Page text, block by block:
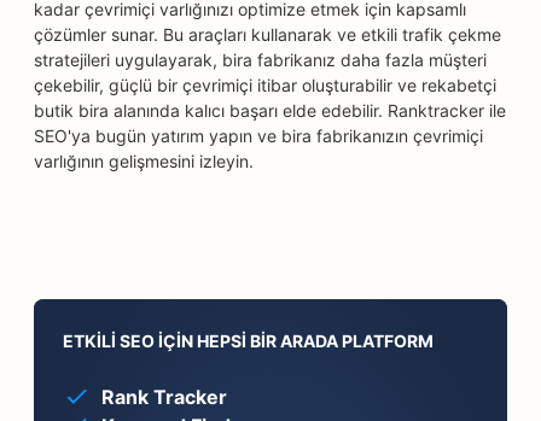
kadar çevrimiçi varlığınızı optimize etmek için kapsamlı
çözümler sunar. Bu araçları kullanarak ve etkili trafik çekme
stratejileri uygulayarak, bira fabrikanız daha fazla müşteri
çekebilir, güçlü bir çevrimiçi itibar oluşturabilir ve rekabetçi
butik bira alanında kalıcı başarı elde edebilir. Ranktracker ile
SEO'ya bugün yatırım yapın ve bira fabrikanızın çevrimiçi
varlığının gelişmesini izleyin.
ETKILI SEO IÇIN HEPSI BIR ARADA PLATFORM
Rank Tracker